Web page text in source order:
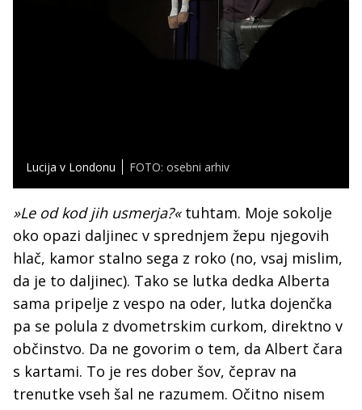
Lucija v Londonu FOTO: osebni arhiv
»Le od kod jih usmerja?«tuhtam. Moje sokolje
oko opazi daljinec v sprednjem žepu njegovih
hlač, kamor stalno sega z roko (no, vsaj mislim,
da je to daljinec). Tako se lutka dedka Alberta
sama pripelje z vespo na oder, lutka dojenčka
pa se polula z dvometrskim curkom, direktno v
občinstvo. Da ne govorim o tem, da Albert čara
s kartami. To je res dober šov, čeprav na
trenutke vseh šal ne razumem. Očitno nisem